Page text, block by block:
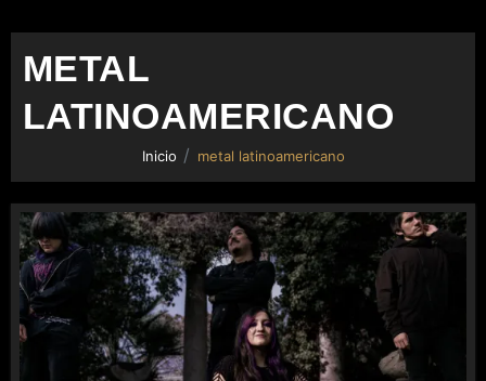
METAL
LATINOAMERICANO
Inicio metal latinoamericano